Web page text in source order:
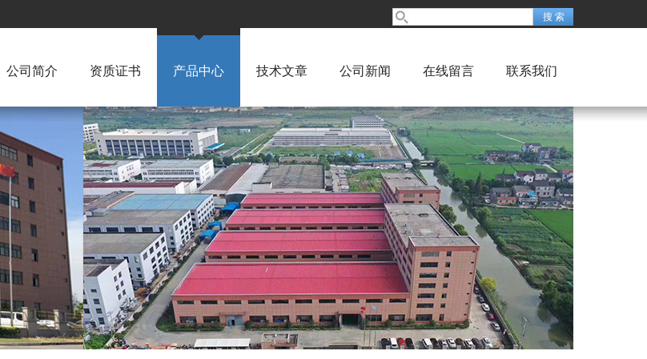
公司简介 资质证书 产品中心 技术文章 公司新闻 在线留言 联系我们